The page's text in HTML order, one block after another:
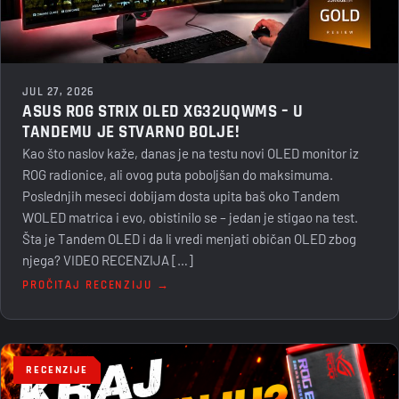
JUL 27, 2026
ASUS ROG STRIX OLED XG32UQWMS – U
TANDEMU JE STVARNO BOLJE!
Kao što naslov kaže, danas je na testu novi OLED monitor iz
ROG radionice, ali ovog puta poboljšan do maksimuma.
Poslednjih meseci dobijam dosta upita baš oko Tandem
WOLED matrica i evo, obistinilo se – jedan je stigao na test.
Šta je Tandem OLED i da li vredi menjati običan OLED zbog
njega? VIDEO RECENZIJA […]
PROČITAJ RECENZIJU →
RECENZIJE